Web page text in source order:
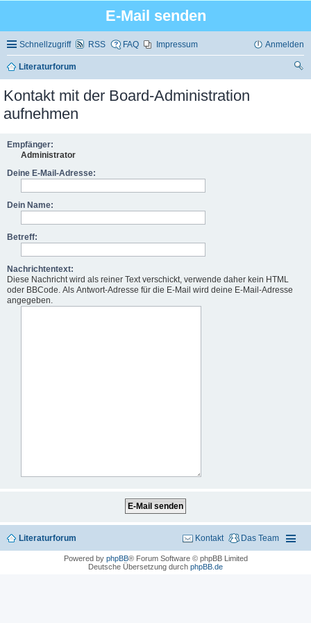
E-Mail senden
Schnellzugriff RSS FAQ Impressum Anmelden
Literaturforum
Kontakt mit der Board-Administration
aufnehmen
Empfänger:
Administrator
Deine E-Mail-Adresse:
Dein Name:
Betreff:
Nachrichtentext:
Diese Nachricht wird als reiner Text verschickt, verwende daher kein HTML
oder BBCode. Als Antwort-Adresse für die E-Mail wird deine E-Mail-Adresse
angegeben.
Literaturforum Das Team
Kontakt
Powered by phpBB® Forum Software © phpBB Limited
Deutsche Übersetzung durch phpBB.de